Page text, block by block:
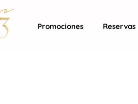
Promociones Reservas